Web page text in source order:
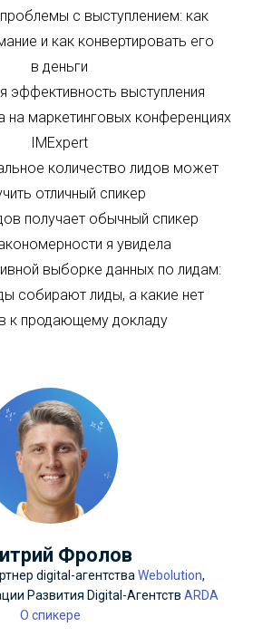
с выступлением: как
и как конвертировать его
в деньги
эффективность выступления
на маркетинговых конференциях
IMExpert
количество лидов может
отличный спикер
получает обычный спикер
я увидела
выборке данных по лидам:
собирают лиды, а какие нет
к продающему докладу
Фролов
digital-агентства Webolution,
Развития Digital-Агентств ARDA
О спикере